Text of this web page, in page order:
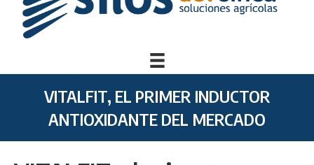
VITALFIT, EL PRIMER INDUCTOR
ANTIOXIDANTE DEL MERCADO